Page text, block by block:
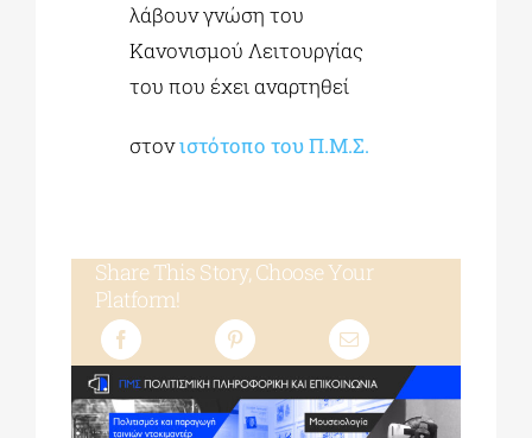
λάβουν γνώση του
Κανονισμού Λειτουργίας
του που έχει αναρτηθεί
στονιστότοπο του Π.Μ.Σ.
Share This Story, Choose Your
Platform!